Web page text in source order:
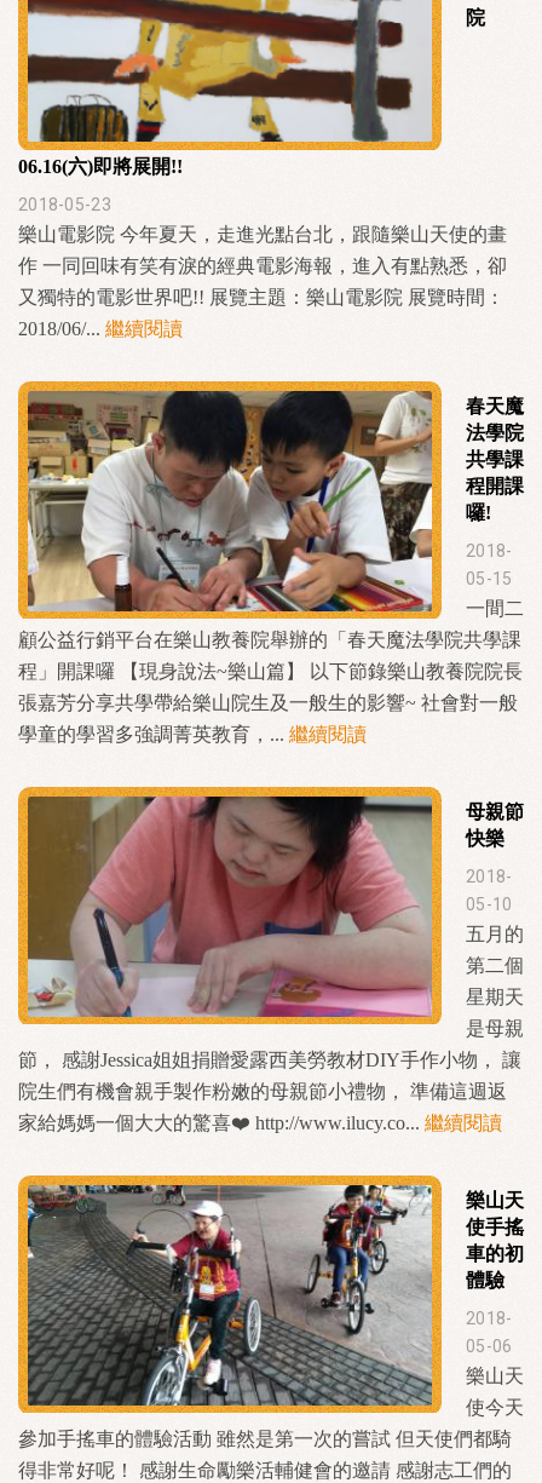
院
06.16(六)即將展開!!
2018-05-23
樂山電影院 今年夏天，走進光點台北，跟隨樂山天使的畫
作 一同回味有笑有淚的經典電影海報，進入有點熟悉，卻
又獨特的電影世界吧!! 展覽主題：樂山電影院 展覽時間：
2018/06/... 繼續閱讀
春天魔
法學院
共學課
程開課
囉!
2018-
05-15
一間二
顧公益行銷平台在樂山教養院舉辦的「春天魔法學院共學課
程」開課囉 【現身說法~樂山篇】 以下節錄樂山教養院院長
張嘉芳分享共學帶給樂山院生及一般生的影響~ 社會對一般
學童的學習多強調菁英教育，... 繼續閱讀
母親節
快樂
2018-
05-10
五月的
第二個
星期天
是母親
節， 感謝Jessica姐姐捐贈愛露西美勞教材DIY手作小物， 讓
院生們有機會親手製作粉嫩的母親節小禮物， 準備這週返
家給媽媽一個大大的驚喜❤️ http://www.ilucy.co... 繼續閱讀
樂山天
使手搖
車的初
體驗
2018-
05-06
樂山天
使今天
參加手搖車的體驗活動 雖然是第一次的嘗試 但天使們都騎
得非常好呢！ 感謝生命勵樂活輔健會的邀請 感謝志工們的